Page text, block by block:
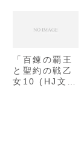
「百錬の覇王
と聖約の戦乙
女10 (HJ文